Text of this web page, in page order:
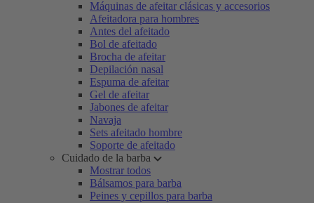
Máquinas de afeitar clásicas y accesorios
Afeitadora para hombres
Antes del afeitado
Bol de afeitado
Brocha de afeitar
Depilación nasal
Espuma de afeitar
Gel de afeitar
Jabones de afeitar
Navaja
Sets afeitado hombre
Soporte de afeitado
Cuidado de la barba
Mostrar todos
Bálsamos para barba
Peines y cepillos para barba